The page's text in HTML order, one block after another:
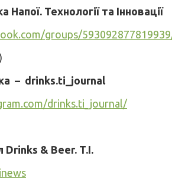
Напої. Технології та Інновації
groups/
– drinks.ti_journal
drinks.ti_journal/
Drinks & Beer. T.I.